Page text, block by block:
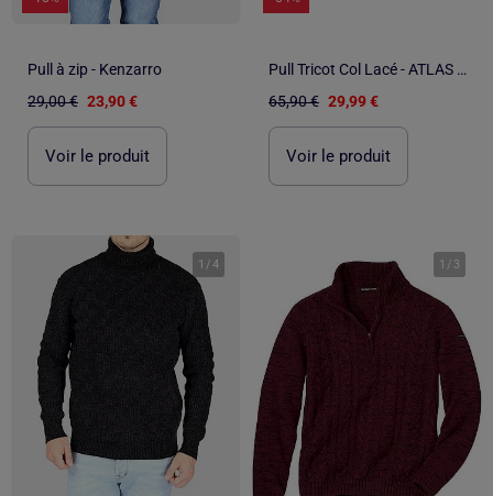
Pull à zip - Kenzarro
29,00 € 23,90 €
Voir le produit
Pull Tricot Col Lacé - ATLAS FOR MEN
65,90 € 29,99 €
Voir le produit
1 /4 1 / 3